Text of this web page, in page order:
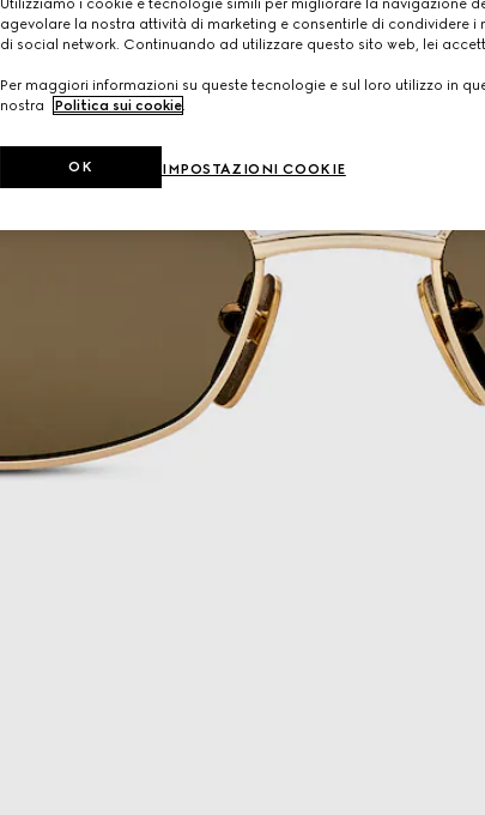
Utilizziamo i cookie e tecnologie simili per migliorare la navigazione
agevolare la nostra attività di marketing e consentirle di condividere i
di social network. Continuando ad utilizzare questo sito web, lei
Per maggiori informazioni su queste tecnologie e sul loro utilizzo in
nostra
Politica sui cookie.
IMPOSTAZIONI COOKIE
OK